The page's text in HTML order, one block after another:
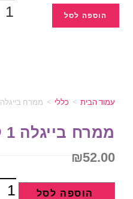
הוספה לסל
עמוד הבית > כללי > ממרח בייגלה 1 ק”ג בד”ץ עד”ח
ממרח בייגלה 1 ק”ג בד”ץ עד”ח
₪52.00
הוספה לסל